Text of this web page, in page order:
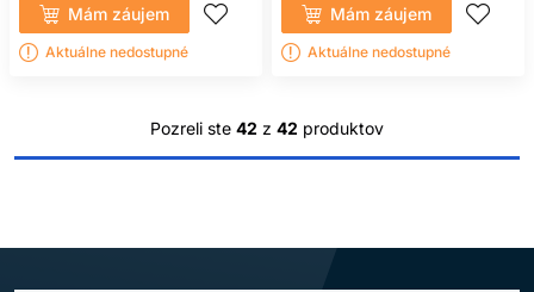
Mám záujem
Aktuálne nedostupné
Mám záujem
Aktuálne nedostupné
Pozreli ste 42 z 42 produktov